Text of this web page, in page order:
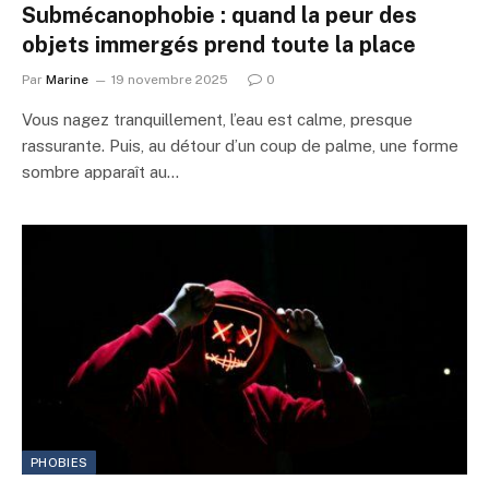
Submécanophobie : quand la peur des
objets immergés prend toute la place
Par Marine 19 novembre 2025 0
Vous nagez tranquillement, l’eau est calme, presque
rassurante. Puis, au détour d’un coup de palme, une forme
sombre apparaît au…
PHOBIES